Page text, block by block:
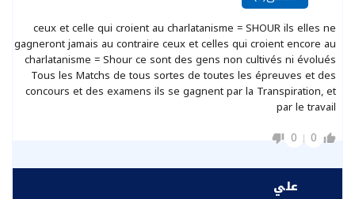
ceux et celle qui croient au charlatanisme = SHOUR ils elles ne
gagneront jamais au contraire ceux et celles qui croient encore au
charlatanisme = Shour ce sont des gens non cultivés ni évolués
Tous les Matchs de tous sortes de toutes les épreuves et des
concours et des examens ils se gagnent par la Transpiration, et
par le travail
0
0
علي